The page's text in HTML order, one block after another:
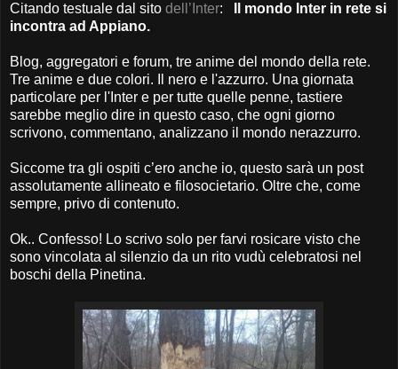
Citando testuale dal sito dell’Inter:
Il mondo Inter in rete si
incontra ad Appiano.
Blog, aggregatori e forum, tre anime del mondo della rete.
Tre anime e due colori. Il nero e l'azzurro. Una giornata
particolare per l'Inter e per tutte quelle penne, tastiere
sarebbe meglio dire in questo caso, che ogni giorno
scrivono, commentano, analizzano il mondo nerazzurro.
Siccome tra gli ospiti c’ero anche io, questo sarà un post
assolutamente allineato e filosocietario. Oltre che, come
sempre, privo di contenuto.
Ok.. Confesso! Lo scrivo solo per farvi rosicare visto che
sono vincolata al silenzio da un rito vudù celebratosi nel
boschi della Pinetina.